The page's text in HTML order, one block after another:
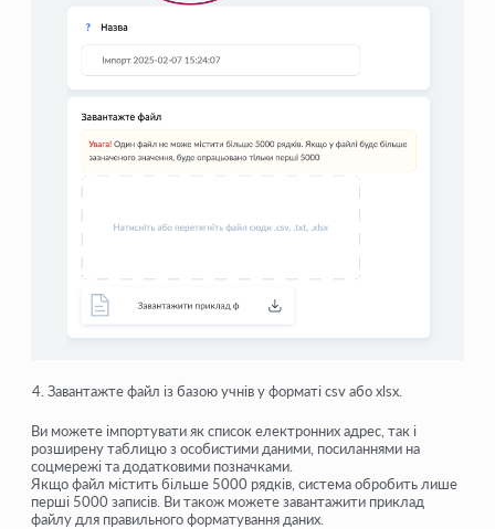
Завантажте файл із базою учнів у форматіcsvабоxlsx
Ви можете імпортувати як список електронних адрес , так і
розширену таблицюз особистими даними, посиланнями на
соцмережі та додатковими позначками.
Якщо файл містить більше 5000 рядків , система обробить лише
перші 5000 записів. Ви також можете завантажити приклад
файлу для правильного форматування даних.